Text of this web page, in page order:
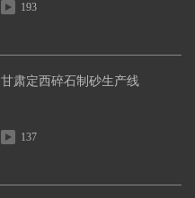
193
甘肃定西碎石制砂生产线
137